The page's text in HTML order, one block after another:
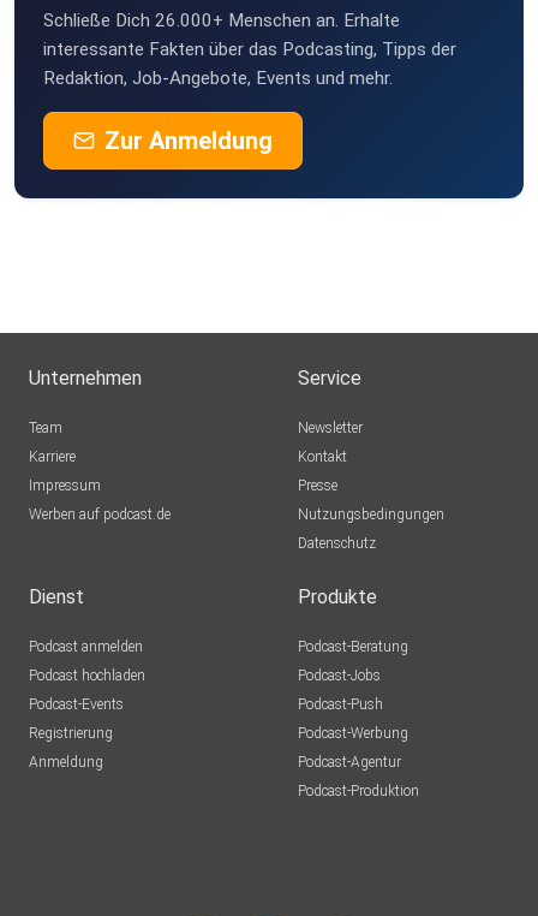
Schließe Dich 26.000+ Menschen an. Erhalte
interessante Fakten über das Podcasting, Tipps der
Redaktion, Job-Angebote, Events und mehr.
Zur Anmeldung
Unternehmen
Team
Karriere
Impressum
Werben auf podcast.de
Service
Newsletter
Kontakt
Presse
Nutzungsbedingungen
Datenschutz
Dienst
Podcast anmelden
Podcast hochladen
Podcast-Events
Registrierung
Anmeldung
Produkte
Podcast-Beratung
Podcast-Jobs
Podcast-Push
Podcast-Werbung
Podcast-Agentur
Podcast-Produktion